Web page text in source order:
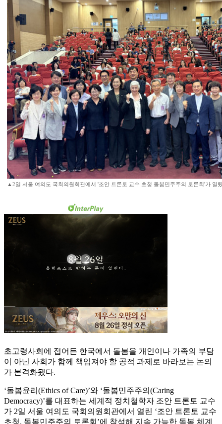
▲2일 서울 여의도 국회의원회관에서 '조안 트론토 교수 초청 돌봄민주주의 토론회'가 열
초고령사회에 접어든 한국에서 돌봄을 개인이나 가족의 부담
이 아닌 사회가 함께 책임져야 할 공적 과제로 바라보는 논의
가 본격화됐다.
‘돌봄윤리(Ethics of Care)’와 ‘돌봄민주주의(Caring
Democracy)’를 대표하는 세계적 정치철학자 조안 트론토 교수
가 2일 서울 여의도 국회의원회관에서 열린 ‘조안 트론토 교수
초청, 돌봄민주주의 토론회’에 참석해 지속 가능한 돌봄 체계